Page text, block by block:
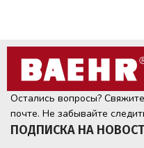
Остались вопросы?
почте. Не забывайте
ПОДПИСКА НА